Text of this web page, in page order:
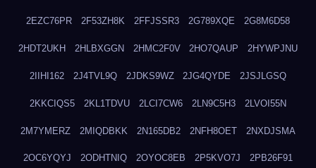
2EZC76PR 2F53ZH8K 2FFJSSR3 2G789XQE 2G8M6D58
2HDT2UKH 2HLBXGGN 2HMC2F0V 2HO7QAUP 2HYWPJNU
2IIHI162 2J4TVL9Q 2JDKS9WZ 2JG4QYDE 2JSJLGSQ
2KKCIQS5 2KL1TDVU 2LCI7CW6 2LN9C5H3 2LVOI55N
2M7YMERZ 2MIQDBKK 2N165DB2 2NFH8OET 2NXDJSMA
2OC6YQYJ 2ODHTNIQ 2OYOC8EB 2P5KVO7J 2PB26F91